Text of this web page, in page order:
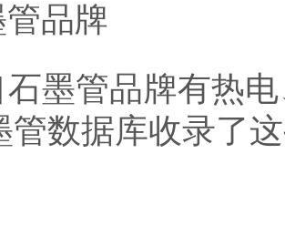
品牌
墨管品牌有热
管数据库收录了